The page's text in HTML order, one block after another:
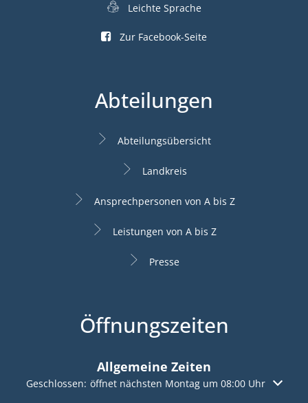
Leichte Sprache
Zur Facebook-Seite
Abteilungen
Abteilungsübersicht
Landkreis
Ansprechpersonen von A bis Z
Leistungen von A bis Z
Presse
Öffnungszeiten
Allgemeine Zeiten
Klicken, um weitere Öffnungs- oder Schließzeiten
Geschlossen: öffnet nächsten Montag um 08:00 Uhr